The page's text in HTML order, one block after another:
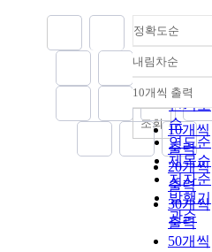
were
to those of CF.
the soil
decreased with
incorporation
GMC,while
porosity was
increased. The
soil pH
decreased
content of
exchangeable
정확도순
정확도
순
인기도
순
연도순
제목순
저자순
발행기
관순
내림차순
내림
10개씩 출력
10개씩
출력
20개씩
출력
30개씩
출력
50개씩
조회